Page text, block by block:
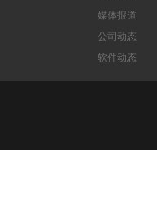
媒体报道
公司动态
软件动态